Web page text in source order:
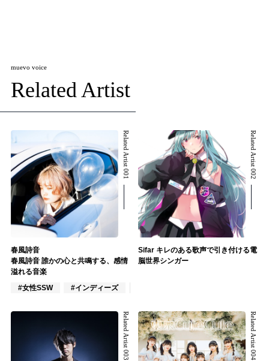
muevo voice
Related Artist
Related Artist 001
春風詩音
春風詩音 誰かの心と共鳴する、感情
溢れる音楽
#女性SSW
#インディーズ
Related Artist 002
Sifar キレのある歌声で引き付ける電
脳世界シンガー
Related Artist 003 Related Artist 004